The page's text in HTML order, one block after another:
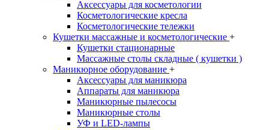
Аксессуары для косметологии
Косметологические кресла
Косметологические тележки
Кушетки массажные и косметологические +
Кушетки стационарные
Массажные столы складные ( кушетки )
Маникюрное оборудование +
Аксессуары для маникюра
Аппараты для маникюра
Маникюрные пылесосы
Маникюрные столы
УФ и LED-лампы